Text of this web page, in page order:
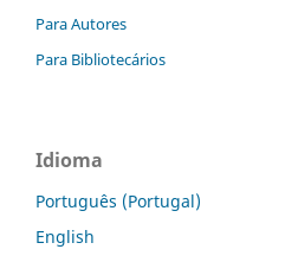
Para Autores
Para Bibliotecários
Idioma
Português (Portugal)
English